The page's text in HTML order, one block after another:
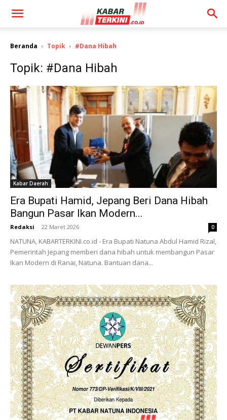
Beranda Topik #Dana Hibah
Topik: #Dana Hibah
Kabar Daerah
Era Bupati Hamid, Jepang Beri Dana Hibah
Bangun Pasar Ikan Modern...
Redaksi - 22 Maret 2026 0
NATUNA, KABARTERKINI.co.id - Era Bupati Natuna Abdul Hamid Rizal,
Pemerintah Jepang memberi dana hibah untuk membangun Pasar
Ikan Modern di Ranai, Natuna. Bantuan dana...